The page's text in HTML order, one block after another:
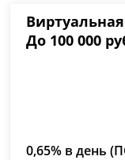
До 100 000
0,65% в день